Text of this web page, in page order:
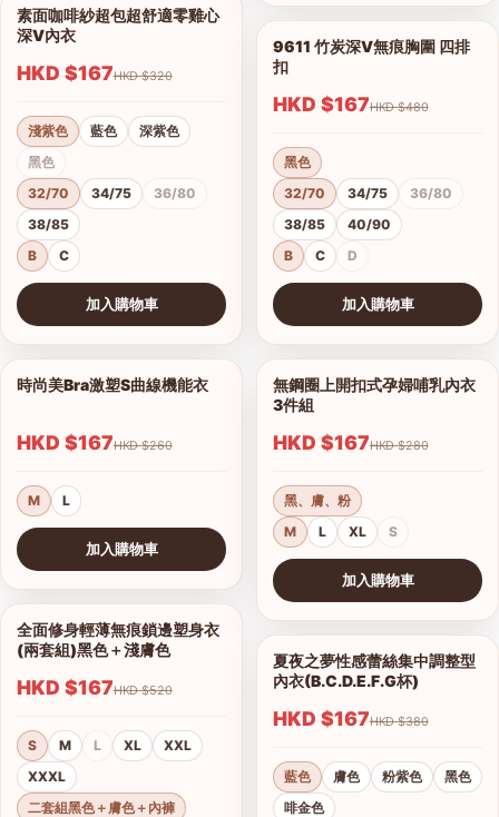
1/14
素面咖啡紗超包超舒適零雞心
深V內衣
HKD $167 HKD $320
淺紫色 藍色
深紫色
黑色
32/70
34/75
36/80
38/85
B
C
加入購物車
1/2
查看圖片
時尚美Bra激塑S曲線機能衣
HKD $167 HKD $260
M L
加入購物車
1/10
查看圖片
全面修身輕薄無痕鎖邊塑身衣
(兩套組)黑色＋淺膚色
HKD $167 HKD $520
S M L XL
XXL
XXXL
二套組黑色＋膚色＋內褲
1/7
9611 竹炭深V無痕胸圍 四排
扣
HKD $167 HKD $480
黑色
32/70
34/75
36/80
38/85
40/90
B
C D
加入購物車
1/3
查看圖片
無鋼圈上開扣式孕婦哺乳內衣
3件組
HKD $167 HKD $280
黑、膚、粉
M
L XL S
加入購物車
1/15
查看圖片
夏夜之夢性感蕾絲集中調整型
內衣(B.C.D.E.F.G杯)
HKD $167 HKD $380
藍色 膚色 粉紫色
黑色
啡金色
港澳中文